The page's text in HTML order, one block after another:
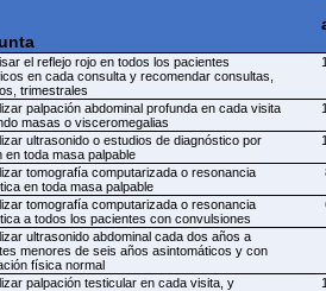
el reflejo rojo en todos los pacientes
en cada consulta y recomendar consultas,
trimestrales
palpación abdominal profunda en cada visita
masas o visceromegalias
ultrasonido o estudios de diagnóstico por
en toda masa palpable
tomografía computarizada o resonancia
en toda masa palpable
tomografía computarizada o resonancia
a todos los pacientes con convulsiones
ultrasonido abdominal cada dos años a
menores de seis años asintomáticos y con
física normal
palpación testicular en cada visita, y